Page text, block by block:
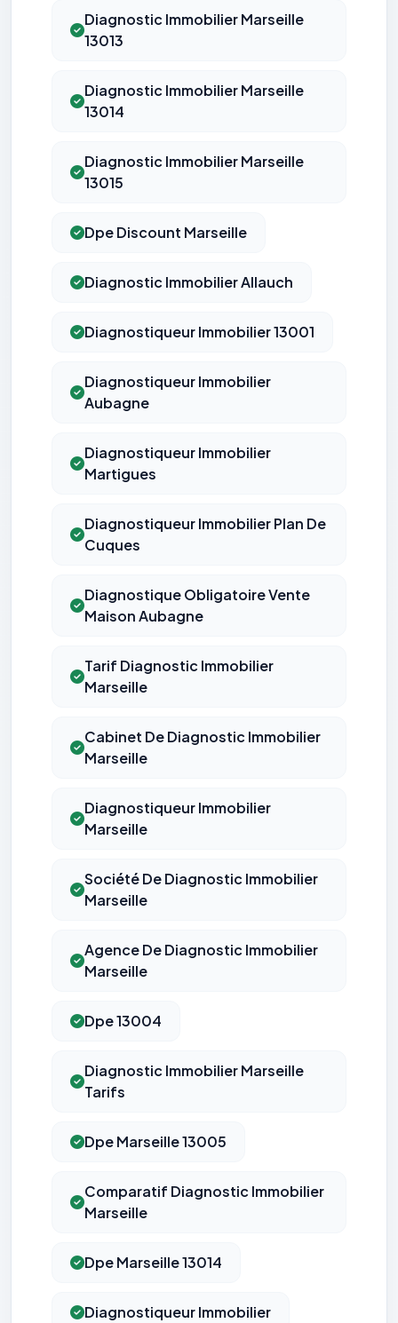
Diagnostic Immobilier Marseille
13013
Diagnostic Immobilier Marseille
13014
Diagnostic Immobilier Marseille
13015
Dpe Discount Marseille
Diagnostic Immobilier Allauch
Diagnostiqueur Immobilier 13001
Diagnostiqueur Immobilier
Aubagne
Diagnostiqueur Immobilier
Martigues
Diagnostiqueur Immobilier Plan De
Cuques
Diagnostique Obligatoire Vente
Maison Aubagne
Tarif Diagnostic Immobilier
Marseille
Cabinet De Diagnostic Immobilier
Marseille
Diagnostiqueur Immobilier
Marseille
Société De Diagnostic Immobilier
Marseille
Agence De Diagnostic Immobilier
Marseille
Dpe 13004
Diagnostic Immobilier Marseille
Tarifs
Dpe Marseille 13005
Comparatif Diagnostic Immobilier
Marseille
Dpe Marseille 13014
Diagnostiqueur Immobilier